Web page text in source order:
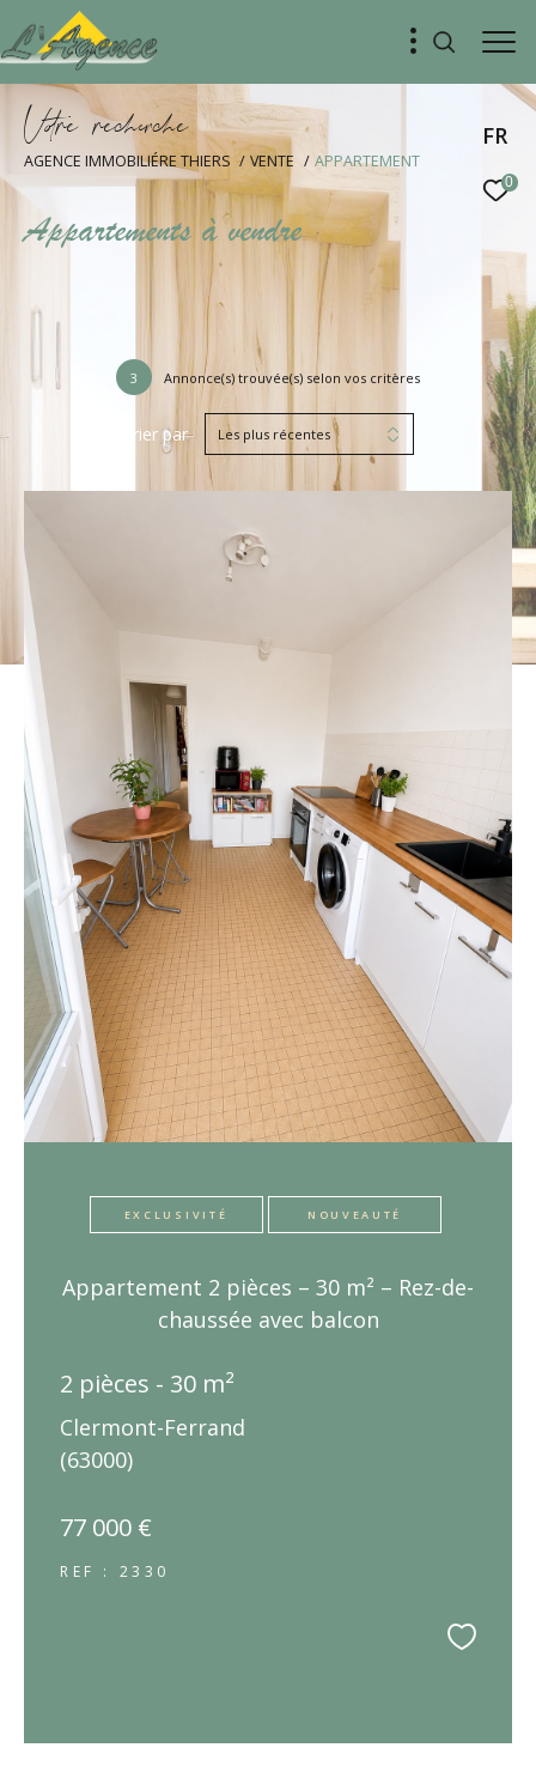
FR
0
Vore recece
AGENCE IMMOBILIÉRE THIERS VENTE APPARTEMENT
Appartements à vendre
3 Annonce(s) trouvée(s) selon vos critères
Trier par Les plus récentes
EXCLUSIVITÉ NOUVEAUTÉ
Appartement 2 pièces – 30 m² – Rez-de-
chaussée avec balcon
2 pièces - 30 m²
Clermont-Ferrand
(63000)
77 000 €
REF : 2330